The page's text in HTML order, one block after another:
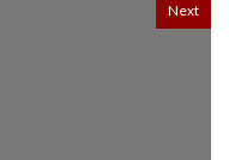
Next